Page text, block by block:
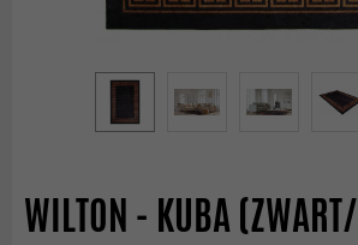
WILTON - KUBA